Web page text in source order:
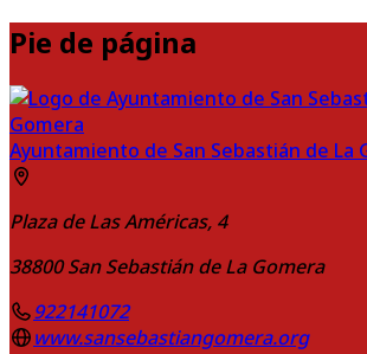
Pie de página
Ayuntamiento de San Sebastián de La
Plaza de Las Américas, 4
38800 San Sebastián de La Gomera
922141072
www.sansebastiangomera.org